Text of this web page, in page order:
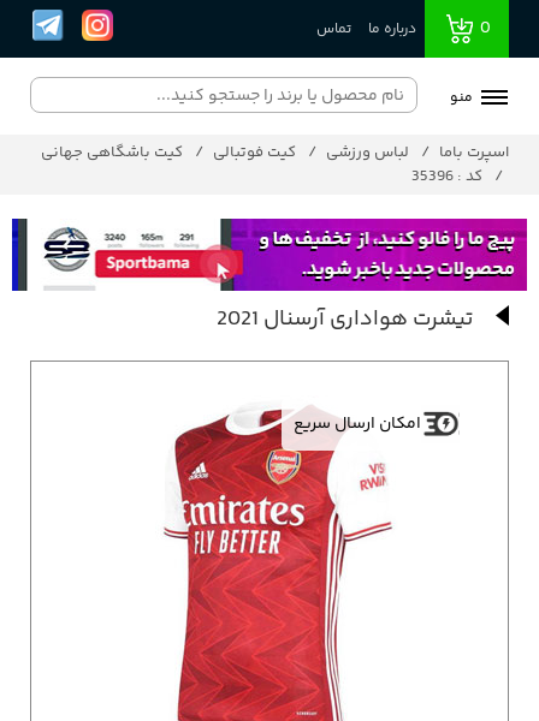
0 درباره ما تماس
منو
اسپرت باما لباس ورزشی کیت فوتبالی
کیت باشگاهی جهانی
کد : 35396
تیشرت هواداری آرسنال 2021
امکان ارسال سریع